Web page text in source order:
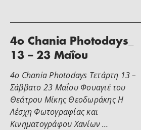
4o Chania Photodays_
13 – 23 Μαΐου
4o Chania Photodays Τετάρτη 13 –
Σάββατο 23 Μαΐου Φουαγιέ του
Θεάτρου Μίκης Θεοδωράκης Η
Λέσχη Φωτογραφίας και
Κινηματογράφου Χανίων …